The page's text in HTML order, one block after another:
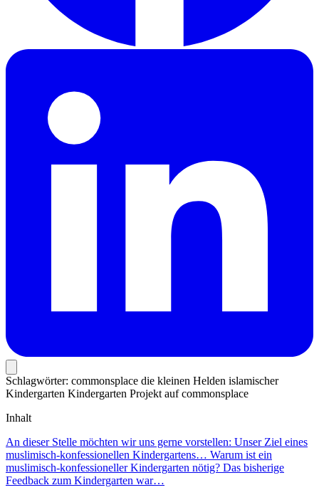
Schlagwörter: commonsplace die kleinen Helden islamischer
Kindergarten Kindergarten Projekt auf commonsplace
Inhalt
An dieser Stelle möchten wir uns gerne vorstellen: Unser Ziel eines
muslimisch-konfessionellen Kindergartens… Warum ist ein
muslimisch-konfessioneller Kindergarten nötig? Das bisherige
Feedback zum Kindergarten war…